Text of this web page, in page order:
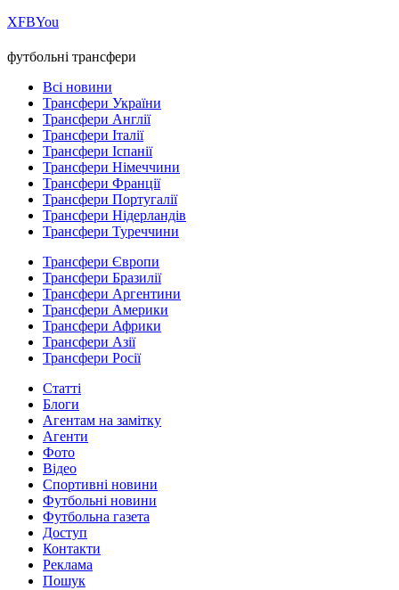
ХFBYou
футбольні трансфери
Всі новини
Трансфери України
Трансфери Англії
Трансфери Італії
Трансфери Іспанії
Трансфери Німеччини
Трансфери Франції
Трансфери Португалії
Трансфери Нідерландів
Трансфери Туреччини
Трансфери Європи
Трансфери Бразилії
Трансфери Аргентини
Трансфери Америки
Трансфери Африки
Трансфери Азії
Трансфери Росії
Статті
Блоги
Агентам на замітку
Агенти
Фото
Відео
Спортивні новини
Футбольні новини
Футбольна газета
Доступ
Контакти
Реклама
Пошук